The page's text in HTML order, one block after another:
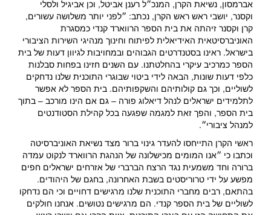
אברמסון, נשיאת הקרן, המנכ״ל רענן אביטל, וכן אביגיל ולסלי
וקסנר, יושבי ראש ראש הקרן, נכתב: ״לפני יותר משלושה עשורים,
קרן וקסנר זיהתה את בית הספר הרווארד קנדי כמסגרת
האוניברסיטאית האידיאלית לפיתוח וחינוך מנהיגי השירות הציבורי
בישראל. ראינו בסטנדרטים הגבוהים ובמחויבות לגיוון דעות של בית
הספר כמרכיב עיקרי בהחלטתנו. עם השנים חזינו בפחות סבלנות
כלפי דעות שונות, הבאה לידי ביטוי שבוגרי התוכנית שלנו נדחקים
לשוליים, וכך גם קולותיהם והשקפותיהם. בית הספר לא אפשר
לתלמידים ישראלים לנהל דיאלוג פורה – גם אם הינו מורכב – בתוך
בית הספר, והפך זאת למגמה שפגעה בכל קהילת הסטודנטים
למנהל ציבורי״.
ראשי הקרן התייחסו להעדר גינוי ברור מצד נשיאת האוניברסיטה
וכתבו כי ״אנו המומים מכישלונה של הנהגת הרווארד לנקוט עמדה
ברורה וחד משמעית נגד הרצח הברברי של אזרחים ישראלים חפים
מפשע על ידי טרוריסטים בשבת האחרונה, בחגם של היהודים.
בהתאם, רבים מחברי התוכנית שלנו מרגישים דחויים וכי הם נדחקו
לשוליים של בית הספר קנדי. הם מרגישים נטושים. אנחנו חולקים